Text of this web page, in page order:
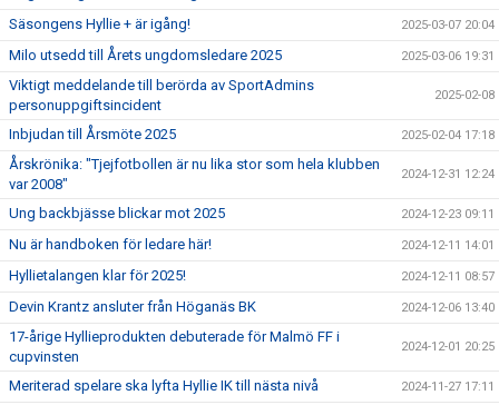
Säsongens Hyllie + är igång! 2025-03-07 20:04
Milo utsedd till Årets ungdomsledare 2025 2025-03-06 19:31
Viktigt meddelande till berörda av SportAdmins
personuppgiftsincident
2025-02-08
Inbjudan till Årsmöte 2025 2025-02-04 17:18
Årskrönika: "Tjejfotbollen är nu lika stor som hela klubben
var 2008"
2024-12-31 12:24
Ung backbjässe blickar mot 2025 2024-12-23 09:11
Nu är handboken för ledare här! 2024-12-11 14:01
Hyllietalangen klar för 2025! 2024-12-11 08:57
Devin Krantz ansluter från Höganäs BK 2024-12-06 13:40
17-årige Hyllieprodukten debuterade för Malmö FF i
cupvinsten
2024-12-01 20:25
Meriterad spelare ska lyfta Hyllie IK till nästa nivå 2024-11-27 17:11